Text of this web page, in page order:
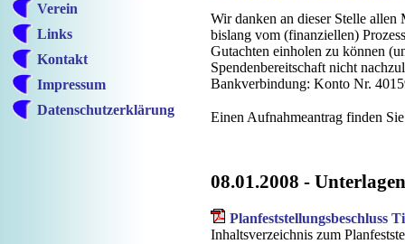
Verein
Links
Kontakt
Impressum
Datenschutzerklärung
Wir danken an dieser Stelle
bislang vom (finanziellen)
Gutachten einholen zu können
Spendenbereitschaft nicht
Bankverbindung: Konto Nr.
Einen Aufnahmeantrag finden
08.01.2008 -
Planfeststellungsbeschluss
Inhaltsverzeichnis zum